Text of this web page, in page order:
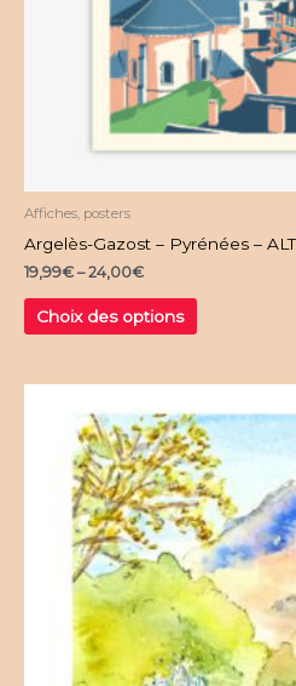
Affiches, posters
Argelès-Gazost – Pyrénées –
19,99€ –24,00€
Choix des options
Ce
produit
plusieurs
Les
options
peuvent
être
choisies
sur
la
page
du
produit